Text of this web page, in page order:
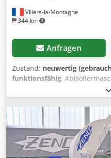
Villers-la-Montagne
344 km
Anfragen
Zustand: neuwertig
funktionsfähig,
Durchmessern von 6 bis 101
42 m/min. Keine Anpassung
erforderlich. Chjdpexdwwxofx